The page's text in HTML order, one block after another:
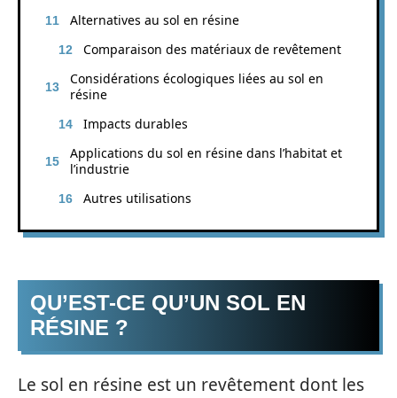
Alternatives au sol en résine
Comparaison des matériaux de revêtement
Considérations écologiques liées au sol en
résine
Impacts durables
Applications du sol en résine dans l’habitat et
l’industrie
Autres utilisations
QU’EST-CE QU’UN SOL EN
RÉSINE ?
Le sol en résine est un revêtement dont les